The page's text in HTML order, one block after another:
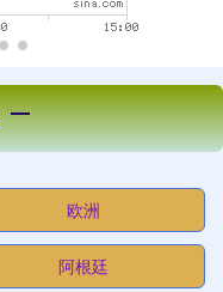
欧洲
阿根廷